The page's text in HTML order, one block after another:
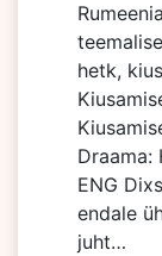
hetk,
Draama:
ENG
endale
juht…